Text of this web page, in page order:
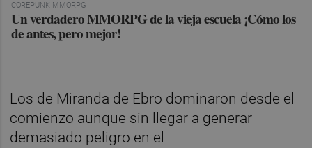
COREPUNK MMORPG
Un verdadero MMORPG de la vieja escuela ¡Cómo los
de antes, pero mejor!
Los de Miranda de Ebro dominaron desde el
comienzo aunque sin llegar a generar
demasiado peligro en el